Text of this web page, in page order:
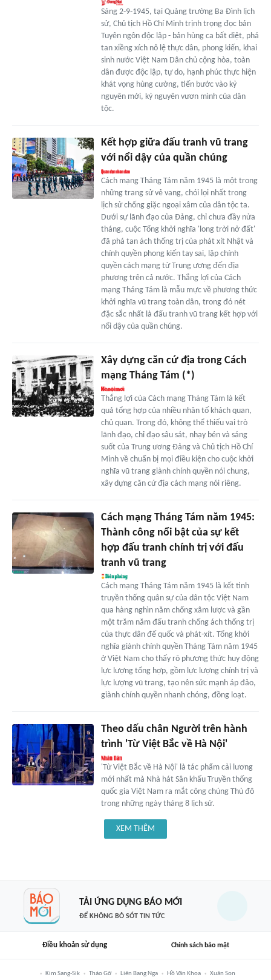
Sáng 2-9-1945, tại Quảng trường Ba Đình lịch
sử, Chủ tịch Hồ Chí Minh trịnh trọng đọc bản
Tuyên ngôn độc lập - bản hùng ca bất diệt, phá
tan xiềng xích nô lệ thực dân, phong kiến, khai
sinh nước Việt Nam Dân chủ cộng hòa, toàn
dân được độc lập, tự do, hạnh phúc thực hiện
khát vọng hùng cường, tiến bước vào kỷ
nguyên mới, kỷ nguyên vươn mình của dân
tộc.
Kết hợp giữa đấu tranh vũ trang
với nổi dậy của quần chúng
Cách mạng Tháng Tám năm 1945 là một trong
những trang sử vẻ vang, chói lọi nhất trong
lịch sử chống giặc ngoại xâm của dân tộc ta.
Dưới sự lãnh đạo của Đảng, chỉ chưa đầy nửa
tháng, cuộc Tổng khởi nghĩa 'long trời nở đất'
đã phá tan ách thống trị của phát xít Nhật và
chính quyền phong kiến tay sai, lập chính
quyền cách mạng từ Trung ương đến địa
phương trên cả nước. Thắng lợi của Cách
mạng Tháng Tám là mẫu mực về phương thức
khởi nghĩa vũ trang toàn dân, trong đó nét
đặc sắc nhất là đấu tranh vũ trang kết hợp với
nổi dậy của quần chúng.
Xây dựng căn cứ địa trong Cách
mạng Tháng Tám (*)
Thắng lợi của Cách mạng Tháng Tám là kết
quả tổng hợp của nhiều nhân tố khách quan,
chủ quan. Trong đó, không thể thiếu vai trò
lãnh đạo, chỉ đạo sâu sát, nhạy bén và sáng
suốt của Trung ương Đảng và Chủ tịch Hồ Chí
Minh về chuẩn bị mọi điều kiện cho cuộc khởi
nghĩa vũ trang giành chính quyền nói chung,
xây dựng căn cứ địa cách mạng nói riêng.
Cách mạng Tháng Tám năm 1945:
Thành công nổi bật của sự kết
hợp đấu tranh chính trị với đấu
tranh vũ trang
Cách mạng Tháng Tám năm 1945 là kết tinh
truyền thống quân sự của dân tộc Việt Nam
qua hàng nghìn năm chống xâm lược và gần
một trăm năm đấu tranh chống ách thống trị
của thực dân đế quốc và phát-xít. Tổng khởi
nghĩa giành chính quyền Tháng Tám năm 1945
ở Việt Nam cho thấy rõ phương thức huy động
lực lượng tổng hợp, gồm lực lượng chính trị và
lực lượng vũ trang, tạo nên sức mạnh áp đảo,
giành chính quyền nhanh chóng, đồng loạt.
Theo dấu chân Người trên hành
trình 'Từ Việt Bắc về Hà Nội'
'Từ Việt Bắc về Hà Nội' là tác phẩm cải lương
mới nhất mà Nhà hát Sân khấu Truyền thống
quốc gia Việt Nam ra mắt công chúng Thủ đô
trong những ngày tháng 8 lịch sử.
XEM THÊM
TẢI ỨNG DỤNG BÁO MỚI
ĐỂ KHÔNG BỎ SÓT TIN TỨC
Điều khoản sử dụng Chính sách bảo mật
Kim Sang-Sik Tháo Gỡ Liên Bang Nga Hồ Văn Khoa Xuân Son